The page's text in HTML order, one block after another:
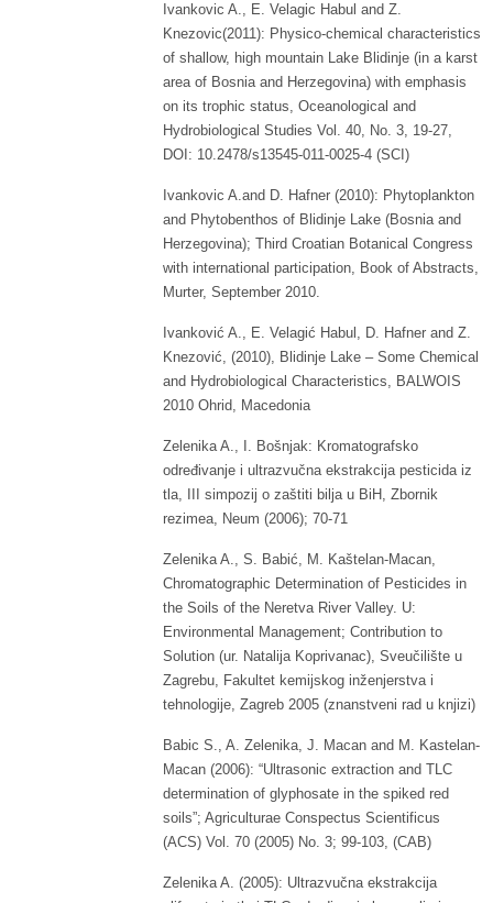
Ivankovic A., E. Velagic Habul and Z.
Knezovic(2011): Physico-chemical characteristics
of shallow, high mountain Lake Blidinje (in a karst
area of Bosnia and Herzegovina) with emphasis
on its trophic status, Oceanological and
Hydrobiological Studies Vol. 40, No. 3, 19-27,
DOI: 10.2478/s13545-011-0025-4 (SCI)
Ivankovic A.and D. Hafner (2010): Phytoplankton
and Phytobenthos of Blidinje Lake (Bosnia and
Herzegovina); Third Croatian Botanical Congress
with international participation, Book of Abstracts,
Murter, September 2010.
Ivanković A., E. Velagić Habul, D. Hafner and Z.
Knezović, (2010), Blidinje Lake – Some Chemical
and Hydrobiological Characteristics, BALWOIS
2010 Ohrid, Macedonia
Zelenika A., I. Bošnjak: Kromatografsko
određivanje i ultrazvučna ekstrakcija pesticida iz
tla, III simpozij o zaštiti bilja u BiH, Zbornik
rezimea, Neum (2006); 70-71
Zelenika A., S. Babić, M. Kaštelan-Macan,
Chromatographic Determination of Pesticides in
the Soils of the Neretva River Valley. U:
Environmental Management; Contribution to
Solution (ur. Natalija Koprivanac), Sveučilište u
Zagrebu, Fakultet kemijskog inženjerstva i
tehnologije, Zagreb 2005 (znanstveni rad u knjizi)
Babic S., A. Zelenika, J. Macan and M. Kastelan-
Macan (2006): “Ultrasonic extraction and TLC
determination of glyphosate in the spiked red
soils”; Agriculturae Conspectus Scientificus
(ACS) Vol. 70 (2005) No. 3; 99-103, (CAB)
Zelenika A. (2005): Ultrazvučna ekstrakcija